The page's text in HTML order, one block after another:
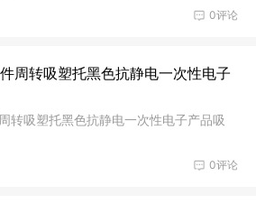
0评论
周转吸塑托黑色抗静电一次性电子
转吸塑托黑色抗静电一次性电子产品吸
0评论